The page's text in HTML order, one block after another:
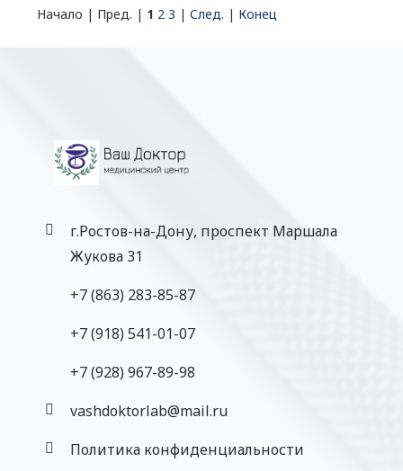
Начало | Пред. | 1 2 3 |След. | Конец
г.Ростов-на-Дону, проспект Маршала
Жукова 31
+7 (863) 283-85-87
+7 (918) 541-01-07
‎+7 (928) 967-89-98
vashdoktorlab@mail.ru
Политика конфиденциальности